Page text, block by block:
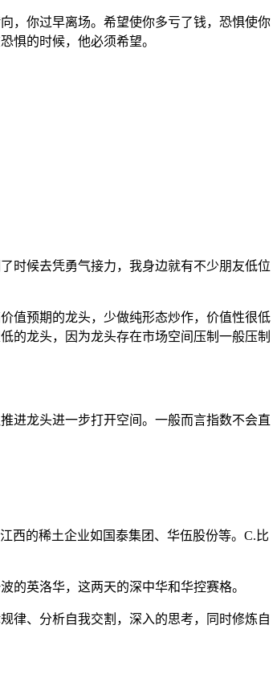
，你过早离场。希望使你多亏了钱，恐惧使你
惧的时候，他必须希望。
时候去凭勇气接力，我身边就有不少朋友低位
值预期的龙头，少做纯形态炒作，价值性很低
的龙头，因为龙头存在市场空间压制一般压制
进龙头进一步打开空间。一般而言指数不会直
西的稀土企业如国泰集团、华伍股份等。C.比
的英洛华，这两天的深中华和华控赛格。
律、分析自我交割，深入的思考，同时修炼自